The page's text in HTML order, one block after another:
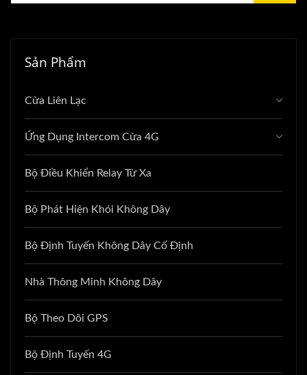
Sản Phẩm
Cửa Liên Lạc
Ứng Dụng Intercom Cửa 4G
Bộ Điều Khiển Relay Từ Xa
Bộ Phát Hiện Khói Không Dây
Bộ Định Tuyến Không Dây Cố Định
Nhà Thông Minh Không Dây
Bộ Theo Dõi GPS
Bộ Định Tuyến 4G